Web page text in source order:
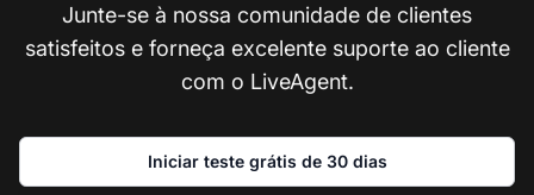
Junte-se à nossa comunidade de clientes
satisfeitos e forneça excelente suporte ao cliente
com o LiveAgent.
Iniciar teste grátis de 30 dias